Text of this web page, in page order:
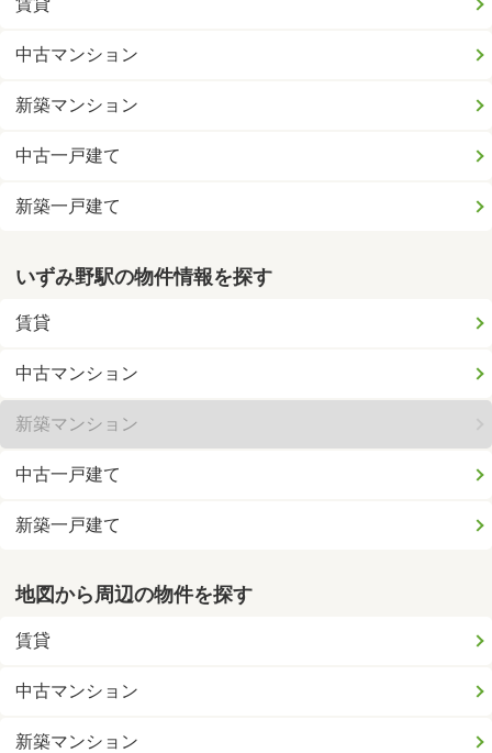
賃貸
中古マンション
新築マンション
中古一戸建て
新築一戸建て
いずみ野駅の物件情報を探す
賃貸
中古マンション
新築マンション
中古一戸建て
新築一戸建て
地図から周辺の物件を探す
賃貸
中古マンション
新築マンション